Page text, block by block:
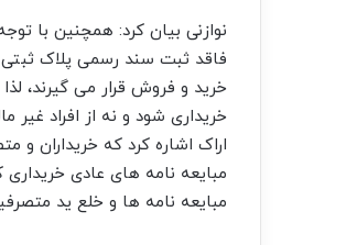
نوازنی بیان کرد: همچنین با
فاقد ثبت سند رسمی پلاک ثبتی
خرید و فروش قرار می گیرند،
خریداری شود و نه از افراد
اراک اشاره کرد که خریداران و
مبایعه نامه های عادی
مبایعه نامه ها و خلع ید